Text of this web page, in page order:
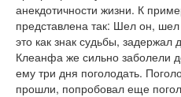
анекдотичности жизни. К
представлена так: Шел он,
это как знак судьбы,
Клеанфа же сильно заболели
ему три дня поголодать.
прошли, попробовал еще